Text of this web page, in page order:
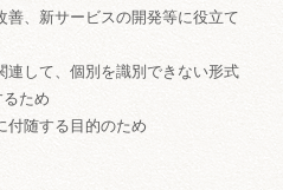
善、新サービスの開発等に役立て
連して、個別を識別できない形式
ため
付随する目的のため